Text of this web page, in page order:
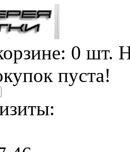
0 шт.
пуста!